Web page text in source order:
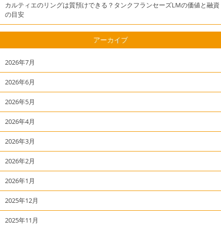
カルティエのリングは質預けできる？タンクフランセーズLMの価値と融資
の目安
アーカイブ
2026年7月
2026年6月
2026年5月
2026年4月
2026年3月
2026年2月
2026年1月
2025年12月
2025年11月